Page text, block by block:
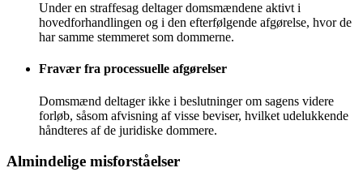
Under en straffesag deltager domsmændene aktivt i
hovedforhandlingen og i den efterfølgende afgørelse, hvor de
har samme stemmeret som dommerne.
Fravær fra processuelle afgørelser
Domsmænd deltager ikke i beslutninger om sagens videre
forløb, såsom afvisning af visse beviser, hvilket udelukkende
håndteres af de juridiske dommere.
Almindelige misforståelser